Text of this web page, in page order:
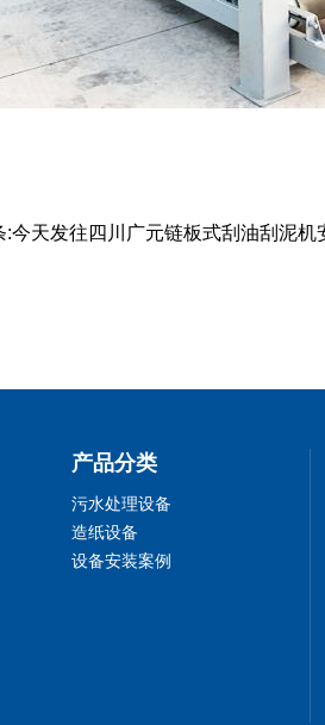
:今天发往四川广元链板式刮油刮泥机
产品分类
污水处理设备
造纸设备
设备安装案例